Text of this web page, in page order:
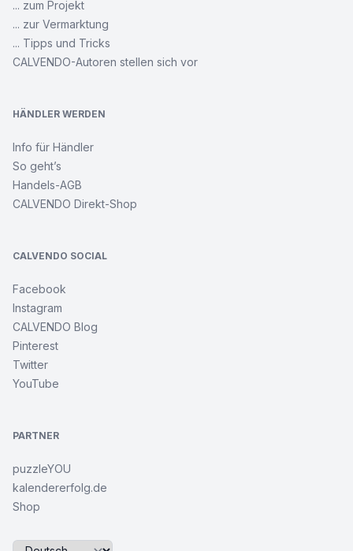
... zum Projekt
... zur Vermarktung
... Tipps und Tricks
CALVENDO-Autoren stellen sich vor
HÄNDLER WERDEN
Info für Händler
So geht’s
Handels-AGB
CALVENDO Direkt-Shop
CALVENDO SOCIAL
Facebook
Instagram
CALVENDO Blog
Pinterest
Twitter
YouTube
PARTNER
puzzleYOU
kalendererfolg.de
Shop